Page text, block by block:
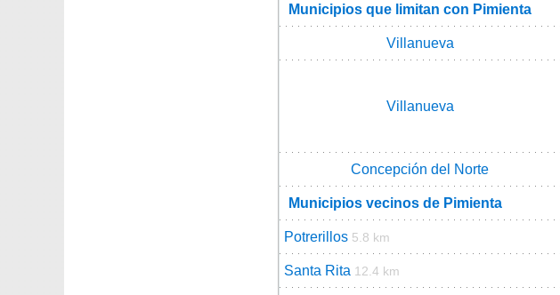
Municipios que limitan con Pimienta
Villanueva
Villanueva
Concepción del Norte
Municipios vecinos de Pimienta
Potrerillos 5.8 km
Santa Rita 12.4 km